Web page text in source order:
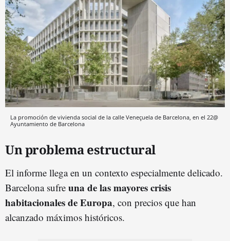
La promoción de vivienda social de la calle Veneçuela de Barcelona, en el 22@
Ayuntamiento de Barcelona
Un problema estructural
El informe llega en un contexto especialmente delicado.
Barcelona sufre una de las mayores crisis
habitacionales de Europa, con precios que han
alcanzado máximos históricos.